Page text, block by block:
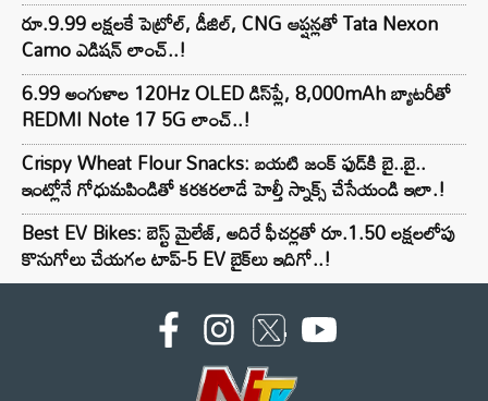
రూ.9.99 లక్షలకే పెట్రోల్, డీజిల్, CNG ఆప్షన్లతో Tata Nexon
Camo ఎడిషన్ లాంచ్..!
6.99 అంగుళాల 120Hz OLED డిస్‌ప్లే, 8,000mAh బ్యాటరీతో
REDMI Note 17 5G లాంచ్..!
Crispy Wheat Flour Snacks: బయటి జంక్ ఫుడ్‌కి బై..బై..
ఇంట్లోనే గోధుమపిండితో కరకరలాడే హెల్తీ స్నాక్స్ చేసేయండి ఇలా.!
Best EV Bikes: బెస్ట్ మైలేజ్, అదిరే ఫీచర్లతో రూ.1.50 లక్షలలోపు
కొనుగోలు చేయగల టాప్-5 EV బైక్‌లు ఇదిగో..!